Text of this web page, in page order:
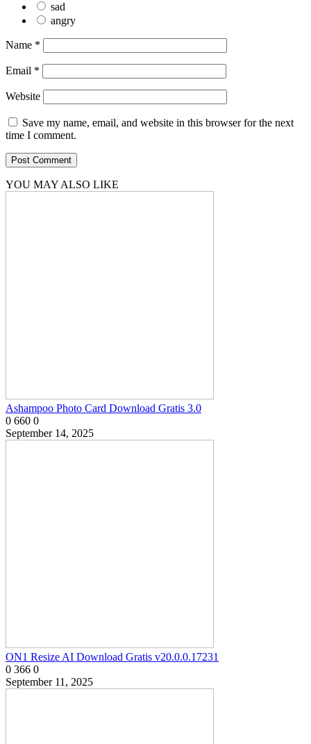
sad
angry
Name *
Email *
Website
Save my name, email, and website in this browser for the next
time I comment.
YOU MAY ALSO LIKE
Ashampoo Photo Card Download Gratis 3.0
0 660 0
September 14, 2025
ON1 Resize AI Download Gratis v20.0.0.17231
0 366 0
September 11, 2025